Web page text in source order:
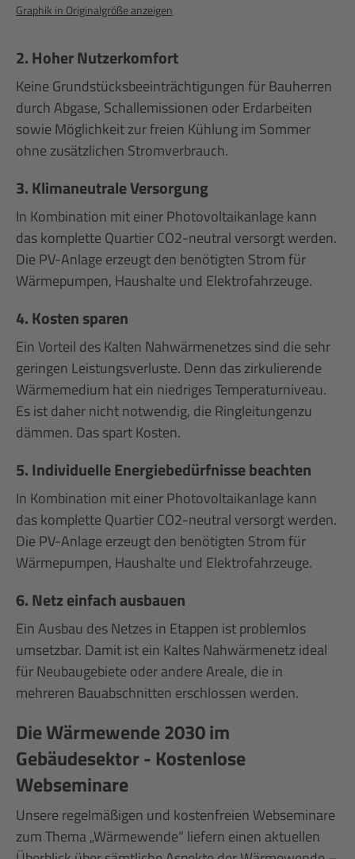
Graphik in Originalgröße anzeigen
2. Hoher Nutzerkomfort
Keine Grundstücksbeeinträchtigungen für Bauherren
durch Abgase, Schallemissionen oder Erdarbeiten
sowie Möglichkeit zur freien Kühlung im Sommer
ohne zusätzlichen Stromverbrauch.
3. Klimaneutrale Versorgung
In Kombination mit einer Photovoltaikanlage kann
das komplette Quartier CO2-neutral versorgt werden.
Die PV-Anlage erzeugt den benötigten Strom für
Wärmepumpen, Haushalte und Elektrofahrzeuge.
4. Kosten sparen
Ein Vorteil des Kalten Nahwärmenetzes sind die sehr
geringen Leistungsverluste. Denn das zirkulierende
Wärmemedium hat ein niedriges Temperaturniveau.
Es ist daher nicht notwendig, die Ringleitungenzu
dämmen. Das spart Kosten.
5. Individuelle Energiebedürfnisse beachten
In Kombination mit einer Photovoltaikanlage kann
das komplette Quartier CO2-neutral versorgt werden.
Die PV-Anlage erzeugt den benötigten Strom für
Wärmepumpen, Haushalte und Elektrofahrzeuge.
6. Netz einfach ausbauen
Ein Ausbau des Netzes in Etappen ist problemlos
umsetzbar. Damit ist ein Kaltes Nahwärmenetz ideal
für Neubaugebiete oder andere Areale, die in
mehreren Bauabschnitten erschlossen werden.
Die Wärmewende 2030 im
Gebäudesektor - Kostenlose
Webseminare
Unsere regelmäßigen und kostenfreien Webseminare
zum Thema „Wärmewende“ liefern einen aktuellen